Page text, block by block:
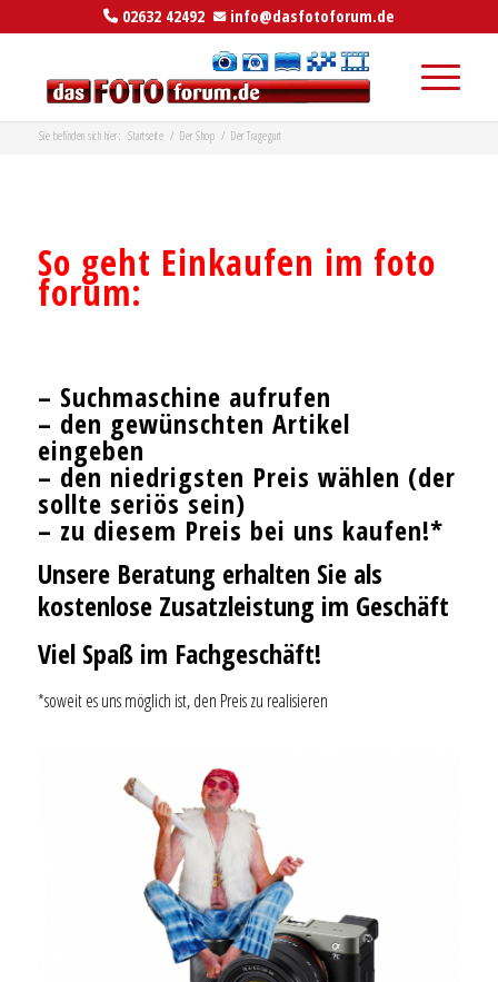
02632 42492 info@dasfotoforum.de
Sie befinden sich hier: Startseite / Der Shop / Der Tragegurt
So geht Einkaufen im foto
forum:
– Suchmaschine aufrufen
– den gewünschten Artikel
eingeben
– den niedrigsten Preis wählen (der
sollte seriös sein)
– zu diesem Preis bei uns kaufen!*
Unsere Beratung erhalten Sie als
kostenlose Zusatzleistung im Geschäft
Viel Spaß im Fachgeschäft!
*soweit es uns möglich ist, den Preis zu realisieren